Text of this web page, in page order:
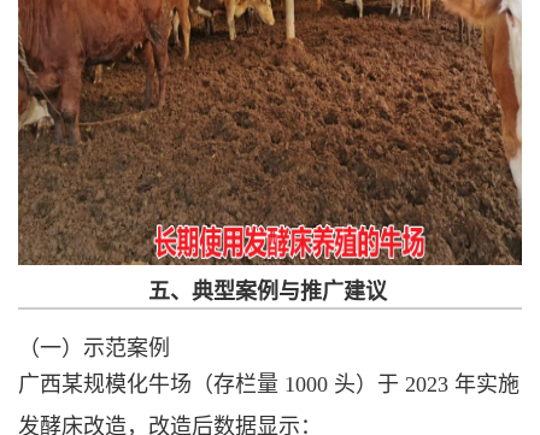
五、典型案例与推广建议
（一）示范案例
广西某规模化牛场（存栏量 1000 头）于 2023 年实施
发酵床改造，改造后数据显示：